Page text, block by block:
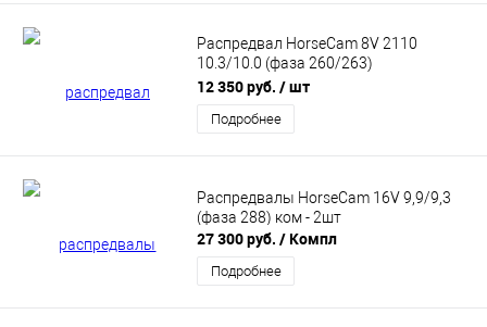
Распредвал HorseCam 8V 2110
10.3/10.0 (фаза 260/263)
неполнобазный
12 350 руб. / шт
Подробнее
Распредвалы HorseCam 16V 9,9/9,3
(фаза 288) ком - 2шт
27 300 руб. / Компл
Подробнее